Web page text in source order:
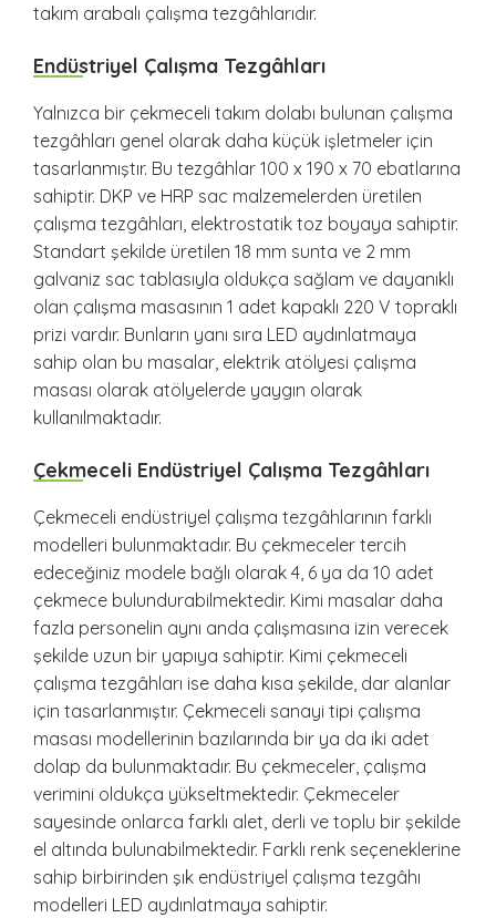
takım arabalı çalışma tezgâhlarıdır.
Endüstriyel Çalışma Tezgâhları
Yalnızca bir çekmeceli takım dolabı bulunan çalışma
tezgâhları genel olarak daha küçük işletmeler için
tasarlanmıştır. Bu tezgâhlar 100 x 190 x 70 ebatlarına
sahiptir. DKP ve HRP sac malzemelerden üretilen
çalışma tezgâhları, elektrostatik toz boyaya sahiptir.
Standart şekilde üretilen 18 mm sunta ve 2 mm
galvaniz sac tablasıyla oldukça sağlam ve dayanıklı
olan çalışma masasının 1 adet kapaklı 220 V topraklı
prizi vardır. Bunların yanı sıra LED aydınlatmaya
sahip olan bu masalar, elektrik atölyesi çalışma
masası olarak atölyelerde yaygın olarak
kullanılmaktadır.
Çekmeceli Endüstriyel Çalışma Tezgâhları
Çekmeceli endüstriyel çalışma tezgâhlarının farklı
modelleri bulunmaktadır. Bu çekmeceler tercih
edeceğiniz modele bağlı olarak 4, 6 ya da 10 adet
çekmece bulundurabilmektedir. Kimi masalar daha
fazla personelin aynı anda çalışmasına izin verecek
şekilde uzun bir yapıya sahiptir. Kimi çekmeceli
çalışma tezgâhları ise daha kısa şekilde, dar alanlar
için tasarlanmıştır. Çekmeceli sanayi tipi çalışma
masası modellerinin bazılarında bir ya da iki adet
dolap da bulunmaktadır. Bu çekmeceler, çalışma
verimini oldukça yükseltmektedir. Çekmeceler
sayesinde onlarca farklı alet, derli ve toplu bir şekilde
el altında bulunabilmektedir. Farklı renk seçeneklerine
sahip birbirinden şık endüstriyel çalışma tezgâhı
modelleri LED aydınlatmaya sahiptir.